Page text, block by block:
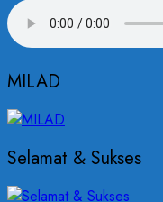
MILAD
Selamat & Sukses